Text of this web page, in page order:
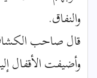
والنفاق.
قال صاحب
وأضيفت الأقفال